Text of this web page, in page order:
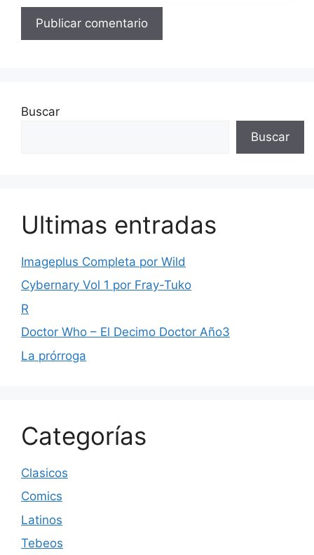
Buscar
Buscar
Ultimas entradas
Imageplus Completa por Wild
Cybernary Vol 1 por Fray-Tuko
R
Doctor Who – El Decimo Doctor Año3
La prórroga
Categorías
Clasicos
Comics
Latinos
Tebeos